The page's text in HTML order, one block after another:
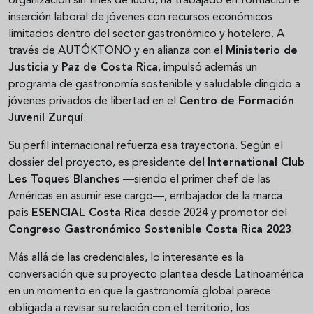
inserción laboral de jóvenes con recursos económicos
limitados dentro del sector gastronómico y hotelero. A
través de AUTÓKTONO y en alianza con el Ministerio de
Justicia y Paz de Costa Rica, impulsó además un
programa de gastronomía sostenible y saludable dirigido a
jóvenes privados de libertad en el Centro de Formación
Juvenil Zurquí.
Su perfil internacional refuerza esa trayectoria. Según el
dossier del proyecto, es presidente del International Club
Les Toques Blanches —siendo el primer chef de las
Américas en asumir ese cargo—, embajador de la marca
país ESENCIAL Costa Rica desde 2024 y promotor del
Congreso Gastronómico Sostenible Costa Rica 2023.
Más allá de las credenciales, lo interesante es la
conversación que su proyecto plantea desde Latinoamérica
en un momento en que la gastronomía global parece
obligada a revisar su relación con el territorio, los